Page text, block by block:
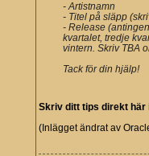
- Artistnamn
- Titel på släpp
- Release
kvartalet, tredje
vintern. Skriv TBA
Tack för din hjälp!
Skriv ditt tips direkt här
(Inlägget ändrat av